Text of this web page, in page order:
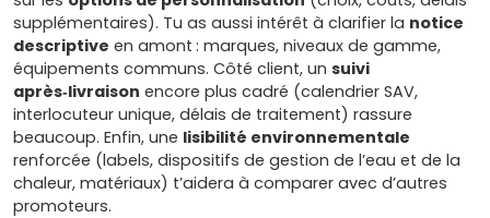
supplémentaires). Tu as aussi intérêt à clarifier la notice
descriptive en amont : marques, niveaux de gamme,
équipements communs. Côté client, un suivi
après‑livraison encore plus cadré (calendrier SAV,
interlocuteur unique, délais de traitement) rassure
beaucoup. Enfin, une lisibilité environnementale
renforcée (labels, dispositifs de gestion de l’eau et de la
chaleur, matériaux) t’aidera à comparer avec d’autres
promoteurs.